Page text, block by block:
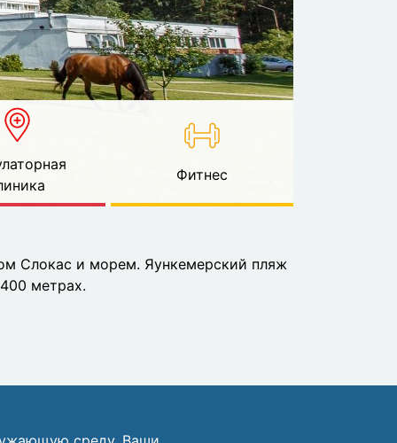
Фитнес
Слокас и морем. Яункемерский пляж
метрах.